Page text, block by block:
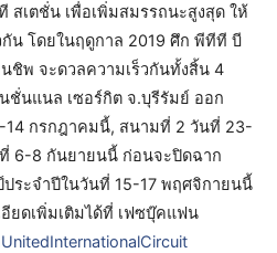
เตชั่น เพื่อเพิ่มสมรรถนะสูงสุด ให้
น โดยในฤดูกาล 2019 ศึก พีทีที บี
ชิพ จะดวลความเร็วกันทั้งสิ้น 4
ชั่นแนล เซอร์กิต จ.บุรีรัมย์ ออก
14 กรกฎาคมนี้, สนามที่ 2 วันที่ 23-
6-8 กันยายนนี้ ก่อนจะปิดฉาก
ระจำปีในวันที่ 15-17 พฤศจิกายนนี้
ยดเพิ่มเติมได้ที่ เฟซบุ๊คแฟน